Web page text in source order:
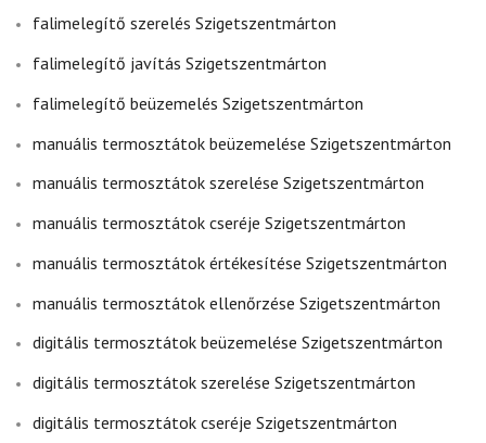
falimelegítő szerelés Szigetszentmárton
falimelegítő javítás Szigetszentmárton
falimelegítő beüzemelés Szigetszentmárton
manuális termosztátok beüzemelése Szigetszentmárton
manuális termosztátok szerelése Szigetszentmárton
manuális termosztátok cseréje Szigetszentmárton
manuális termosztátok értékesítése Szigetszentmárton
manuális termosztátok ellenőrzése Szigetszentmárton
digitális termosztátok beüzemelése Szigetszentmárton
digitális termosztátok szerelése Szigetszentmárton
digitális termosztátok cseréje Szigetszentmárton